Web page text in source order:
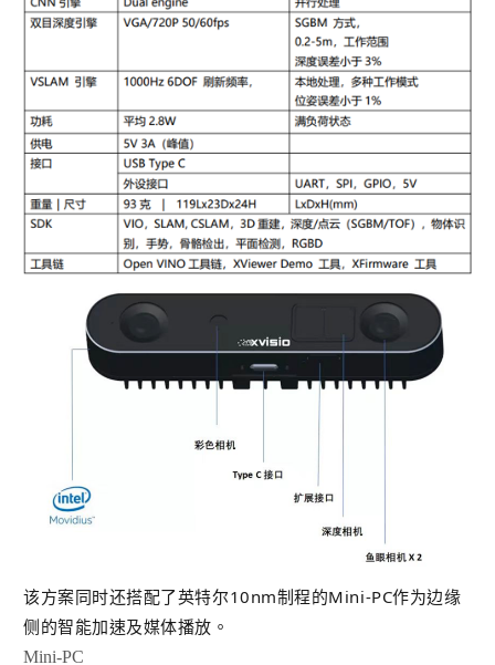
该方案同时还搭配了英特尔10nm制程的Mini-PC作为边缘
侧的智能加速及媒体播放。
Mini-PC